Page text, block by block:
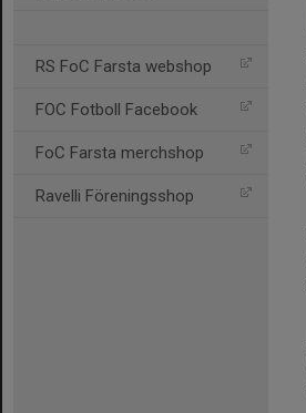
RS FoC Farsta webshop
FOC Fotboll Facebook
FoC Farsta merchshop
Ravelli Föreningsshop